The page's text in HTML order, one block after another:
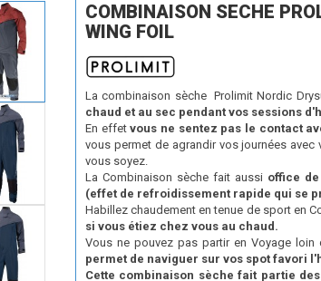
COMBINAISON SECHE
WING FOIL
La combinaison sèche Prolimit Nordic
chaud et au sec pendant vos sessions
En effetvous ne sentez pas le contact
vous permet de agrandir vos journées
vous soyez.
La Combinaison sèche fait aussi office
(effet de refroidissement rapide qui se
Habillez chaudement en tenue de sport en
si vous étiez chez vous au chaud.
Vous ne pouvez pas partir en Voyage
permet de naviguer sur vos spot favori
Cette combinaison sèche fait partie